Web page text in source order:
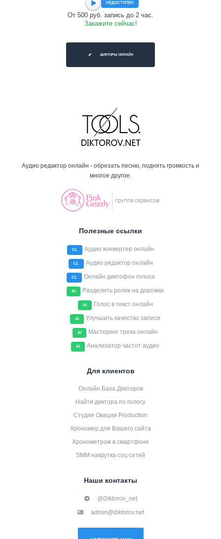
НЕДОСТУПЕН
От 500 руб. запись до 2 час.
Закажите сейчас!
ДИКТОРЫ ОНЛАЙН
Аудио редактор онлайн - обрезать песню, поднять громкость и
многое другое.
Полезные ссылки
CL Аудио конвертер онлайн
CL Аудио редактор онлайн
CL Онлайн диктофон голоса
AI Разделить ролик на дорожки
AI Голос в текст онлайн
AI Улучшить качество записи
AI Мастеринг трека онлайн
AI Анализатор частот аудио
Для клиентов
Онлайн База Дикторов
Найти диктора по голосу
Студия Овации Production
Хрономер для Вашего сайта
Хронометраж в смартфоне
SMM накрутка соц сетей
Наши контакты
@Diktorov_net
admin@diktorov.net